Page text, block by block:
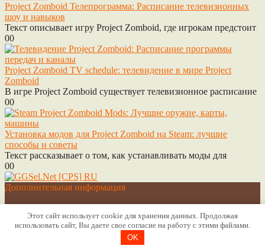
Project Zomboid Телепрограмма: Расписание телевизионных
шоу и навыков
Текст описывает игру Project Zomboid, где игрокам предстоит
00
Project Zomboid TV schedule: телевидение в мире Project
Zomboid
В игре Project Zomboid существует телевизионное расписание
00
Установка модов для Project Zomboid на Steam: лучшие
способы и советы
Текст рассказывает о том, как устанавливать моды для
00
Дополнительная информация
Cогласие на обработку персональных данных
Контакты
О сайте
План обновлений Grounded
Этот сайт использует cookie для хранения данных. Продолжая
использовать сайт, Вы даете свое согласие на работу с этими файлами.
OK